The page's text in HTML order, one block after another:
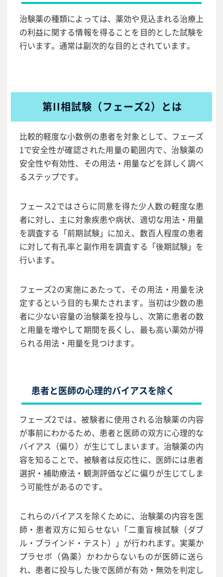
治験薬の種類によっては、薬効や見込まれる治療上
の利益に関する情報を得ることを目的とした試験を
行います。通常は副次的な目的とされています。
第II相試験（フェーズ2）とは
比較的軽度な小数例の患者を対象として、フェーズ
1で安全性が確認された用量の範囲内で、治験薬の
安全性や有効性、その用法・用量などを詳しく調べ
るステップです。
フェース2ではさらに同意を得た少人数の軽度な患
者に対し、主に対象疾患や病状、適切な用法・用量
を調査する「前期試験」に加え、数百人程度の患者
に対して有孔率と副作用を調査する「後期試験」を
行います。
フェーズ2の実施にあたって、その用法・用量を決
定するという目的も果たされます。当初は少数の患
者に少ない容量の治験薬を投与し、次第に患者の数
と用量を増やして期間を長くし、最も高い薬効が得
られる用法・用量を見つけます。
患者と医師の心理的バイアスを除く
フェーズ2では、被験者に使用される治験薬の内容
が事前にわかるため、患者と医師の双方に心理的な
バイアス（偏り）が生じてしまいます。治験薬の内
容を知ることで、被験者は反応性に、医師には患者
選択・補助療法・観測評価などに偏りが生じてしま
う可能性があるのです。
これらのバイアスを除くために、治験薬の内容を医
師・患者双方に知らせない「二重盲検試験（ダブ
ル・ブラインド・テスト）」が行われます。実薬か
プラセボ（偽薬）かわからないものが医師に送ら
れ、患者に投与した後で医師が有効・無効を判定し